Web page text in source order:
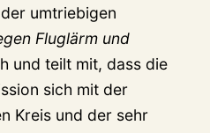
umtriebigen
Fluglärm und
und teilt mit, dass die
sich mit der
Kreis und der sehr